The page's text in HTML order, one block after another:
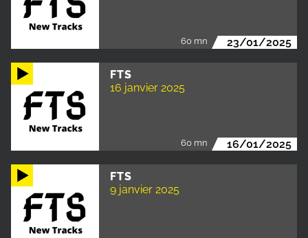
60 mn 23/01/2025
FTS
16 janvier 2025
60 mn 16/01/2025
FTS
9 janvier 2025